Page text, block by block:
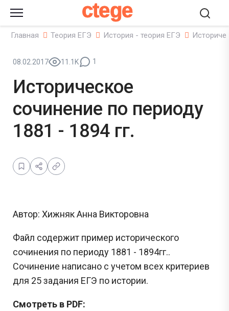
ctege
Главная Теория ЕГЭ История - теория ЕГЭ
08.02.2017 11.1K 1
Историческое
сочинение по периоду
1881 - 1894 гг.
Автор: Хижняк Анна Викторовна
Файл содержит пример исторического
сочинения по периоду 1881 - 1894гг..
Сочинение написано с учетом всех критериев
для 25 задания ЕГЭ по истории.
Смотреть в PDF: